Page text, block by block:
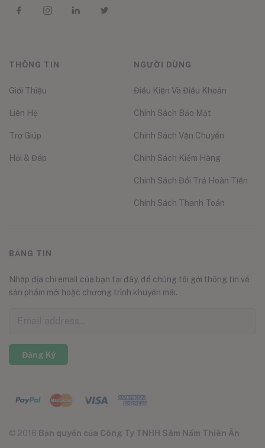
THÔNG TIN
Giới Thiệu
Liên Hệ
Trợ Giúp
Hỏi & Đáp
NGƯỜI DÙNG
Điều Kiện Và Điều Khoản
Chính Sách Bảo Mật
Chính Sách Vận Chuyển
Chính Sách Kiểm Hàng
Chính Sách Đổi Trả Hoàn Tiền
Chính Sách Thanh Toán
BẢNG TIN
Nhập địa chỉ email của bạn tại đây, để chúng tôi gởi thông tin về
sản phẩm mới hoặc chương trình khuyến mãi.
Đăng Ký
© 2016 Bản quyền của Công Ty TNHH Sâm Nấm Thiên Ân